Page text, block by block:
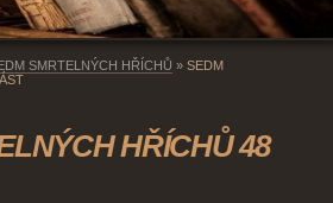
SMRTELNÝCH HŘÍCHŮ » SEDM
HŘÍCHŮ 48